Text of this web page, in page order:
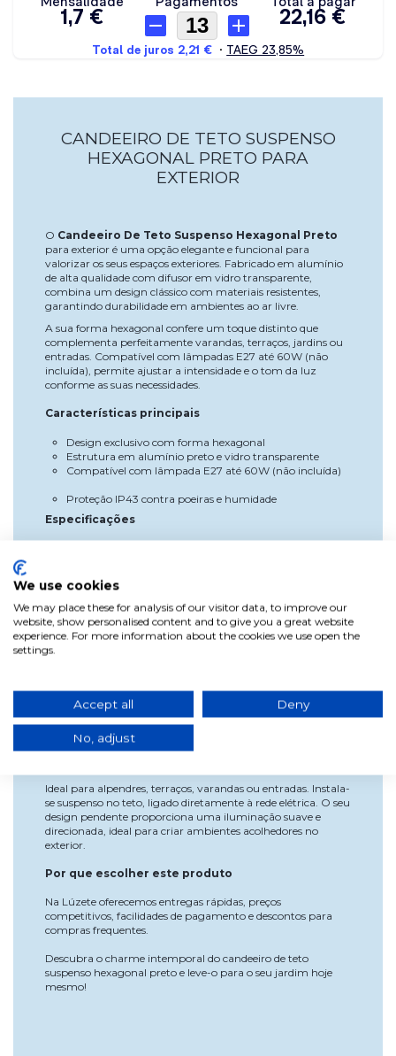
CANDEEIRO DE TETO SUSPENSO
HEXAGONAL PRETO PARA
EXTERIOR
O Candeeiro De Teto Suspenso Hexagonal Preto
para exterior é uma opção elegante e funcional para
valorizar os seus espaços exteriores. Fabricado em alumínio
de alta qualidade com difusor em vidro transparente,
combina um design clássico com materiais resistentes,
garantindo durabilidade em ambientes ao ar livre.
A sua forma hexagonal confere um toque distinto que
complementa perfeitamente varandas, terraços, jardins ou
entradas. Compatível com lâmpadas E27 até 60W (não
incluída), permite ajustar a intensidade e o tom da luz
conforme as suas necessidades.
Características principais
Design exclusivo com forma hexagonal
Estrutura em alumínio preto e vidro transparente
Compatível com lâmpada E27 até 60W (não incluída)
Proteção IP43 contra poeiras e humidade
Especificações
Casquilho: E27
Potência máxima: 60W
Fonte de luz: Não incluída
Voltagem: 220-230V
Material: Alumínio e vidro
Materiais resistentes às intempéries
Fácil de combinar com diversos estilos decorativos
Instalação simples e segura
Ideal para alpendres, terraços, varandas ou entradas. Instala-
se suspenso no teto, ligado diretamente à rede elétrica. O seu
design pendente proporciona uma iluminação suave e
direcionada, ideal para criar ambientes acolhedores no
exterior.
Por que escolher este produto
Na Lúzete oferecemos entregas rápidas, preços
competitivos, facilidades de pagamento e descontos para
compras frequentes.
Descubra o charme intemporal do candeeiro de teto
suspenso hexagonal preto e leve-o para o seu jardim hoje
mesmo!
We use cookies
We may place these for analysis of our visitor data, to improve our
website, show personalised content and to give you a great website
experience. For more information about the cookies we use open the
settings.
Accept all Deny
No, adjust